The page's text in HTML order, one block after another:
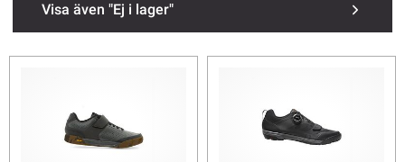
Visa även "Ej i lager"